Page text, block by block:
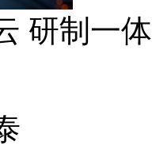
研制一